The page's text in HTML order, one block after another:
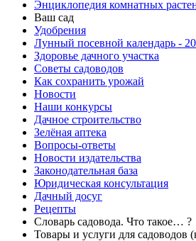
Энциклопедия комнатных
Ваш сад
Удобрения
Лунный посевной календарь -
Здоровье дачного участка
Советы садоводов
Как сохранить урожай
Новости
Наши конкурсы
Дачное строительство
Зелёная аптека
Вопросы-ответы
Новости издательства
Законодательная база
Юридическая консультация
Дачный досуг
Рецепты
Словарь садовода. Что такое… ?
Товары и услуги для садоводов